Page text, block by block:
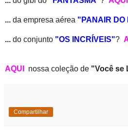
... da empresa aérea "PANAIR DO
... do conjunto "OS INCRÍVEIS"?
AQUI nossa coleção de "Você se
Compartilhar